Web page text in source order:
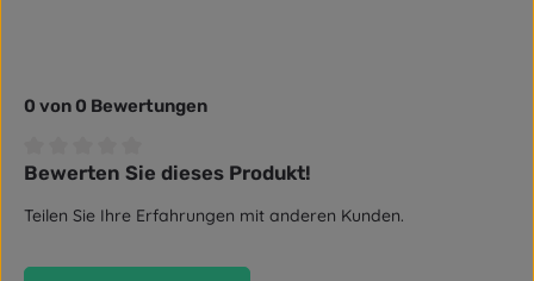
0 von 0 Bewertungen
Durchschnittliche Bewertung von 0 von 5 Sternen
Bewerten Sie dieses Produkt!
Teilen Sie Ihre Erfahrungen mit anderen Kunden.